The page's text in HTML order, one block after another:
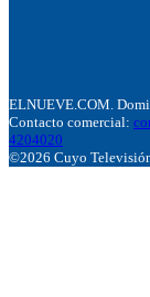
ELNUEVE.COM.
Contacto comercial:
4204020
©2026 Cuyo